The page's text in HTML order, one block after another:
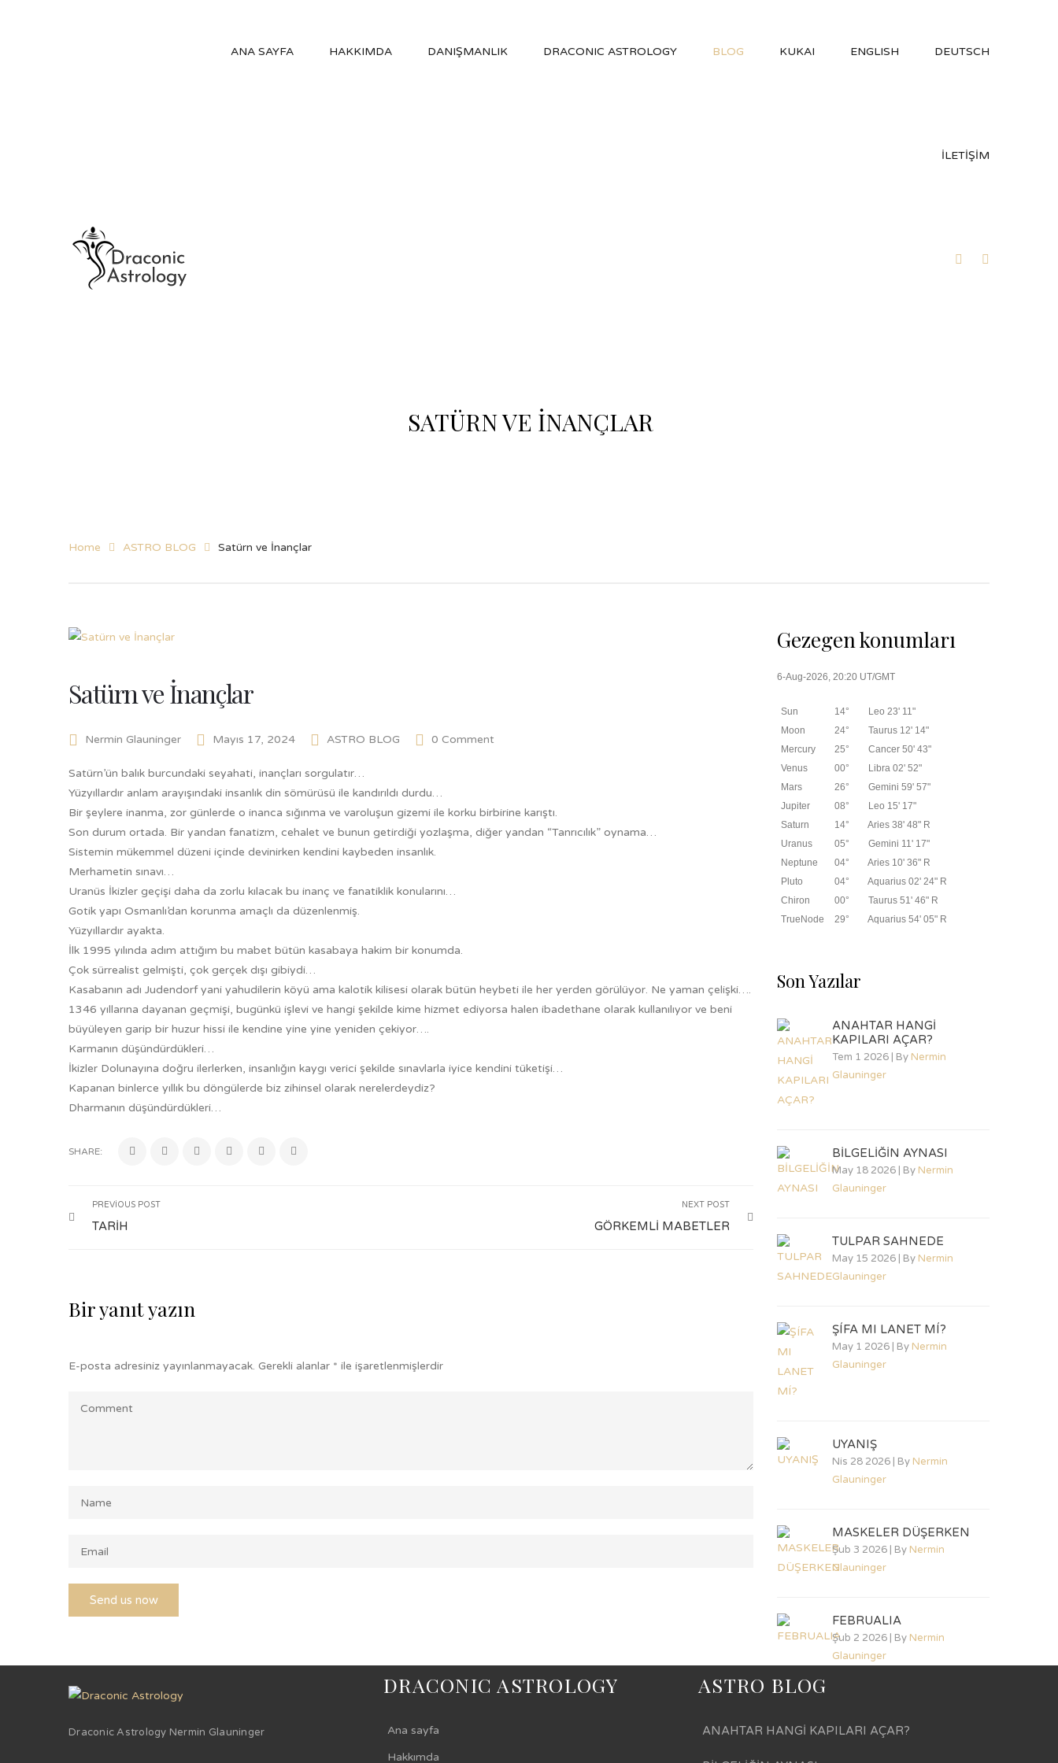
ANA SAYFA HAKKIMDA DANIŞMANLIK DRACONIC ASTROLOGY BLOG KUKAI ENGLISH DEUTSCH
İLETİŞİM
SATÜRN VE İNANÇLAR
Home ASTRO BLOG Satürn ve İnançlar
Satürn ve İnançlar
Nermin Glauninger Mayıs 17, 2024 ASTRO BLOG 0 Comment
Satürn’ün balık burcundaki seyahati, inançları sorgulatır…
Yüzyıllardır anlam arayışındaki insanlık din sömürüsü ile kandırıldı durdu…
Bir şeylere inanma, zor günlerde o inanca sığınma ve varoluşun gizemi ile korku birbirine karıştı.
Son durum ortada. Bir yandan fanatizm, cehalet ve bunun getirdiği yozlaşma, diğer yandan “Tanrıcılık” oynama…
Sistemin mükemmel düzeni içinde devinirken kendini kaybeden insanlık.
Merhametin sınavı…
Uranüs İkizler geçişi daha da zorlu kılacak bu inanç ve fanatiklik konularını…
Gotik yapı Osmanlı’dan korunma amaçlı da düzenlenmiş.
Yüzyıllardır ayakta.
İlk 1995 yılında adım attığım bu mabet bütün kasabaya hakim bir konumda.
Çok sürrealist gelmişti, çok gerçek dışı gibiydi…
Kasabanın adı Judendorf yani yahudilerin köyü ama kalotik kilisesi olarak bütün heybeti ile her yerden görülüyor. Ne yaman çelişki….
1346 yıllarına dayanan geçmişi, bugünkü işlevi ve hangi şekilde kime hizmet ediyorsa halen ibadethane olarak kullanılıyor ve beni
büyüleyen garip bir huzur hissi ile kendine yine yine yeniden çekiyor….
Karmanın düşündürdükleri…
İkizler Dolunayına doğru ilerlerken, insanlığın kaygı verici şekilde sınavlarla iyice kendini tüketişi…
Kapanan binlerce yıllık bu döngülerde biz zihinsel olarak nerelerdeydiz?
Dharmanın düşündürdükleri…
SHARE:
PREVIOUS POST
TARİH
NEXT POST
GÖRKEMLİ MABETLER
Bir yanıt yazın
E-posta adresiniz yayınlanmayacak. Gerekli alanlar * ile işaretlenmişlerdir
Gezegen konumları
6-Aug-2026, 20:20 UT/GMT
Sun 14°
Leo 23' 11"
Moon
24°
Taurus 12' 14"
Mercury
25°
Cancer 50' 43"
Venus
00°
Libra 02' 52"
Mars
26°
Gemini 59' 57"
Jupiter
08°
Leo 15' 17"
Saturn
14°
Aries 38' 48" R
Uranus
05°
Gemini 11' 17"
Neptune
04°
Aries 10' 36" R
Pluto
04°
Aquarius 02' 24" R
Chiron
00°
Taurus 51' 46" R
TrueNode
29° Aquarius 54' 05" R
Son Yazılar
ANAHTAR HANGİ
KAPILARI AÇAR?
Tem 1 2026 | By Nermin
Glauninger
BİLGELİĞİN AYNASI
May 18 2026 | By Nermin
Glauninger
TULPAR SAHNEDE
May 15 2026 | By Nermin
Glauninger
ŞÍFA MI LANET MÍ?
May 1 2026 | By Nermin
Glauninger
UYANIŞ
Nis 28 2026 | By Nermin
Glauninger
MASKELER DÜŞERKEN
Şub 3 2026 | By Nermin
Glauninger
FEBRUALIA
Şub 2 2026 | By Nermin
Glauninger
Draconic Astrology Nermin Glauninger
DRACONIC ASTROLOGY
Ana sayfa
Hakkımda
ASTRO BLOG
ANAHTAR HANGİ KAPILARI AÇAR?